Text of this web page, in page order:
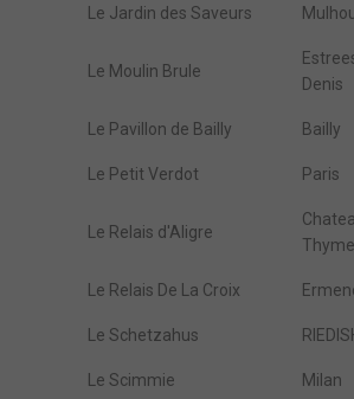
Le Jardin des Saveurs
Le Moulin Brule
Denis
Le Pavillon de Bailly Bailly
Le Petit Verdot Paris
Le Relais d'Aligre
Le Relais De La Croix
Le Schetzahus
Le Scimmie Milan